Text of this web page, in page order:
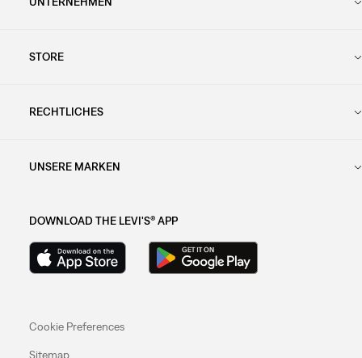
STORE
RECHTLICHES
UNSERE MARKEN
DOWNLOAD THE LEVI'S® APP
Cookie Preferences
Sitemap